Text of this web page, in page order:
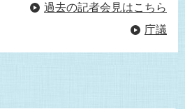
過去の記者会見はこちら
庁議